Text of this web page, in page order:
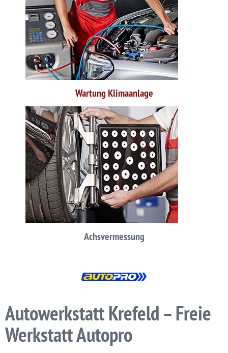
Wartung Klimaanlage
Achsvermessung
Autowerkstatt Krefeld – Freie
Werkstatt Autopro